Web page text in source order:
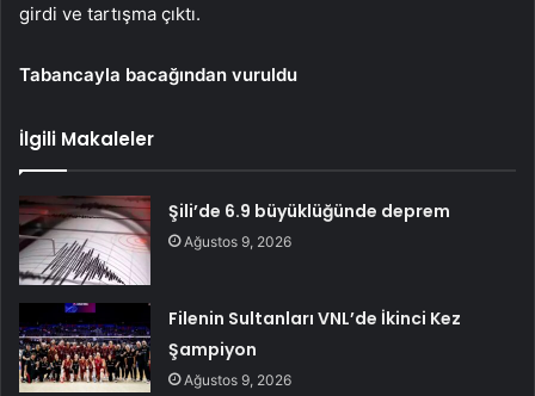
girdi ve tartışma çıktı.
Tabancayla bacağından vuruldu
İlgili Makaleler
Şili’de 6.9 büyüklüğünde deprem
Ağustos 9, 2026
Filenin Sultanları VNL’de İkinci Kez
Şampiyon
Ağustos 9, 2026